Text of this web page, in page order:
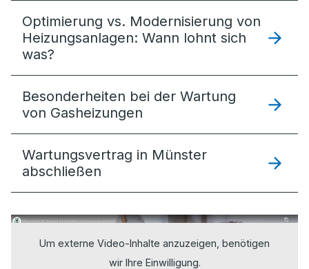
Optimierung vs. Modernisierung von
Heizungsanlagen: Wann lohnt sich
was?
Besonderheiten bei der Wartung
von Gasheizungen
Wartungsvertrag in Münster
abschließen
Um externe Video-Inhalte anzuzeigen, benötigen
wir Ihre Einwilligung.